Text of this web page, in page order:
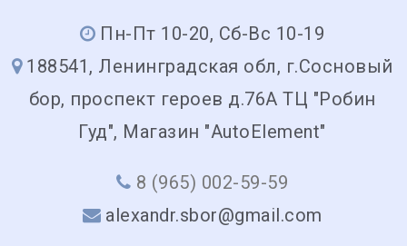
Пн-Пт 10-20, Сб-Вс 10-19
188541, Ленинградская обл, г.Сосновый
бор, проспект героев д.76А ТЦ "Робин
Гуд", Магазин "AutoElement"
8 (965) 002-59-59
alexandr.sbor@gmail.com